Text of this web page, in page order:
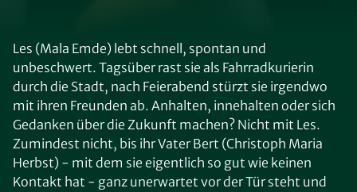
Les (Mala Emde) lebt schnell, spontan und
unbeschwert. Tagsüber rast sie als Fahrradkurierin
durch die Stadt, nach Feierabend stürzt sie irgendwo
mit ihren Freunden ab. Anhalten, innehalten oder sich
Gedanken über die Zukunft machen? Nicht mit Les.
Zumindest nicht, bis ihr Vater Bert (Christoph Maria
Herbst) - mit dem sie eigentlich so gut wie keinen
Kontakt hat - ganz unerwartet vor der Tür steht und